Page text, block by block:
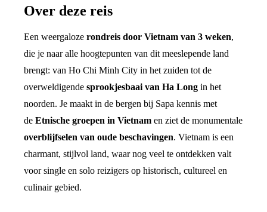
Over deze reis
Een weergaloze rondreis door Vietnam van 3 weken,
die je naar alle hoogtepunten van dit meeslepende land
brengt: van Ho Chi Minh City in het zuiden tot de
overweldigende sprookjesbaai van Ha Long in het
noorden. Je maakt in de bergen bij Sapa kennis met
de Etnische groepen in Vietnam en ziet de monumentale
overblijfselen van oude beschavingen. Vietnam is een
charmant, stijlvol land, waar nog veel te ontdekken valt
voor single en solo reizigers op historisch, cultureel en
culinair gebied.